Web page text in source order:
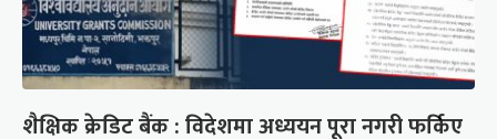
शैक्षिक क्रेडिट बैंक : विदेशमा अध्ययन पूरा नगरी फर्किए